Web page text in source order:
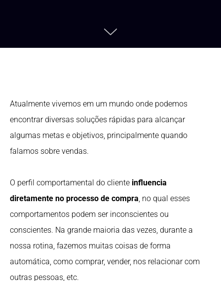
Atualmente vivemos em um mundo onde podemos
encontrar diversas soluções rápidas para alcançar
algumas metas e objetivos, principalmente quando
falamos sobre vendas.
O perfil comportamental do cliente influencia
diretamente no processo de compra, no qual esses
comportamentos podem ser inconscientes ou
conscientes. Na grande maioria das vezes, durante a
nossa rotina, fazemos muitas coisas de forma
automática, como comprar, vender, nos relacionar com
outras pessoas, etc.